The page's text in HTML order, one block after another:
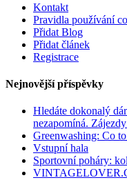
Kontakt
Pravidla používání
Přidat Blog
Přidat článek
Registrace
Nejnovější příspěvky
Hledáte dokonalý
nezapomíná.
Greenwashing: Co
Vstupní hala
Sportovní poháry: